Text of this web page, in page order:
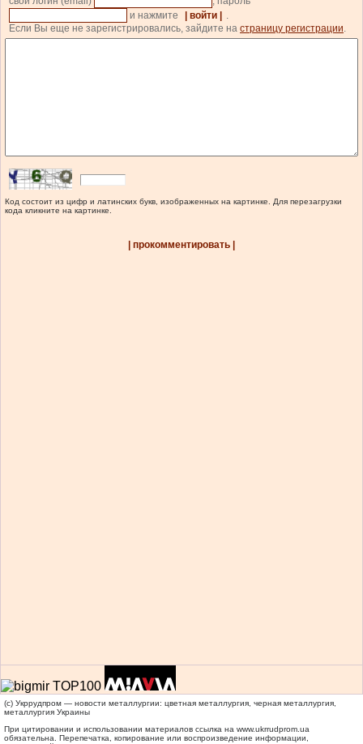
и нажмите
| войти |
.
Если Вы еще не зарегистрировались, зайдите на страницу регистрации.
Код состоит из цифр и латинских букв, изображенных на картинке. Для перезагрузки
кода кликните на картинке.
| прокомментировать |
(c) Укррудпром — новости металлургии: цветная металлургия, черная металлургия,
металлургия Украины
При цитировании и использовании материалов ссылка на www.ukrrudprom.ua
обязательна. Перепечатка, копирование или воспроизведение информации,